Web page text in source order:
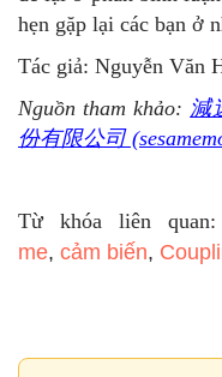
hẹn gặp lại các bạn ở
Tác giả: Nguyễn Văn
Nguồn tham khảo: 減
份有限公司
Từ khóa liên quan:
me, cảm biến,